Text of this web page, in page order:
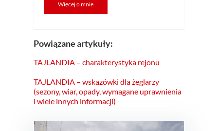
Więcej o mnie
Powiązane artykuły:
TAJLANDIA – charakterystyka rejonu
TAJLANDIA – wskazówki dla żeglarzy
(sezony, wiar, opady, wymagane uprawnienia
i wiele innych informacji)